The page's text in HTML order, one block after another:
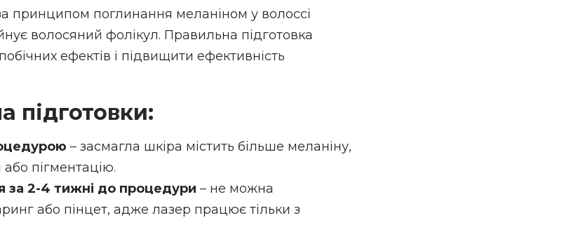
принципом поглинання меланіном у волоссі
волосяний фолікул. Правильна підготовка
ефектів і підвищити ефективність
підготовки:
– засмагла шкіра містить більше меланіну,
пігментацію.
за 2-4 тижні до процедури – не можна
або пінцет, адже лазер працює тільки з